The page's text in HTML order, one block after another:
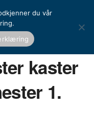
stein mot politihester 1. mai
kaster
1.
du vår